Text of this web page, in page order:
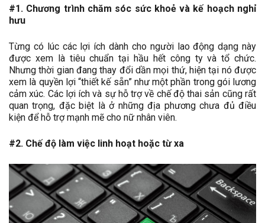
#1. Chương trình chăm sóc sức khoẻ và kế hoạch nghỉ
hưu
Từng có lúc các lợi ích dành cho người lao động dạng này
được xem là tiêu chuẩn tại hầu hết công ty và tổ chức.
Nhưng thời gian đang thay đổi dần mọi thứ, hiện tại nó được
xem là quyền lợi “thiết kế sẵn” như một phần trong gói lương
cảm xúc. Các lợi ích và sự hỗ trợ về chế độ thai sản cũng rất
quan trọng, đặc biệt là ở những địa phương chưa đủ điều
kiện để hỗ trợ mạnh mẽ cho nữ nhân viên.
#2. Chế độ làm việc linh hoạt hoặc từ xa